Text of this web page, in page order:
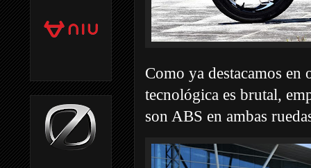
Como ya destacamos
tecnológica es brutal,
son ABS en ambas